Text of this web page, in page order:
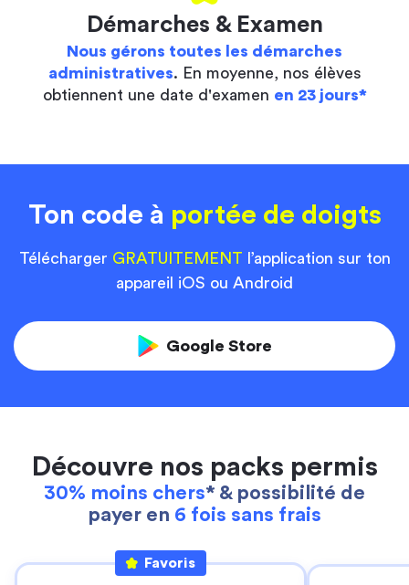
Démarches & Examen
Nous gérons toutes les démarches
administratives. En moyenne, nos élèves
obtiennent une date d'examen en 23 jours*
Ton code à portée de doigts
Télécharger GRATUITEMENT l’application sur ton
appareil iOS ou Android
Google Store
Découvre nos packs permis
30% moins chers* & possibilité de
payer en 6 fois sans frais
Favoris